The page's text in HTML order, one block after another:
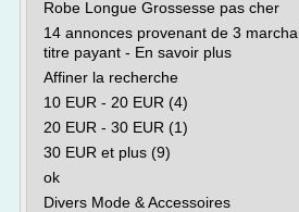
Robe Longue Grossesse pas cher
14 annonces provenant de 3
titre payant - En savoir plus
Affiner la recherche
10 EUR - 20 EUR (4)
20 EUR - 30 EUR (1)
30 EUR et plus (9)
ok
Divers Mode & Accessoires